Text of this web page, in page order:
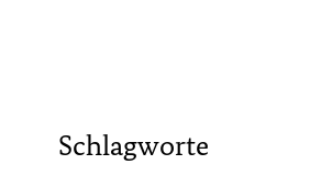
Schlagworte